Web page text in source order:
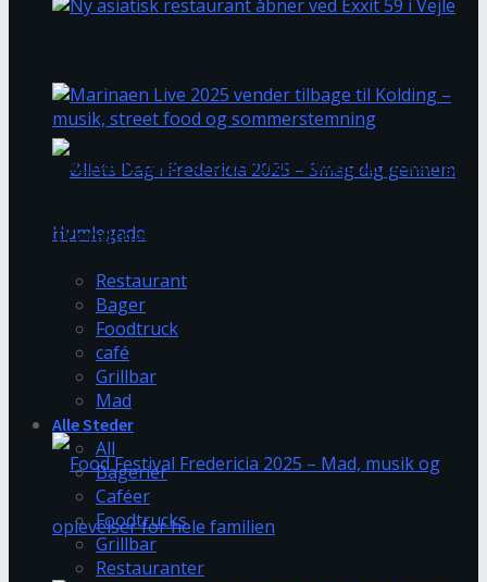
Food Festival Fredericia 2025 slutter af med
morgenjazz og rundstykker
Øllets Dag i Fredericia 2025 – Smag dig gennem
Humlegade
Marinaen Live 2025 vender tilbage til Kolding –
musik, street food og sommerstemning
Trending Tags
Restaurant
Bager
Foodtruck
café
Grillbar
Mad
Alle Steder
All
Bagerier
Caféer
Foodtrucks
Grillbar
Restauranter